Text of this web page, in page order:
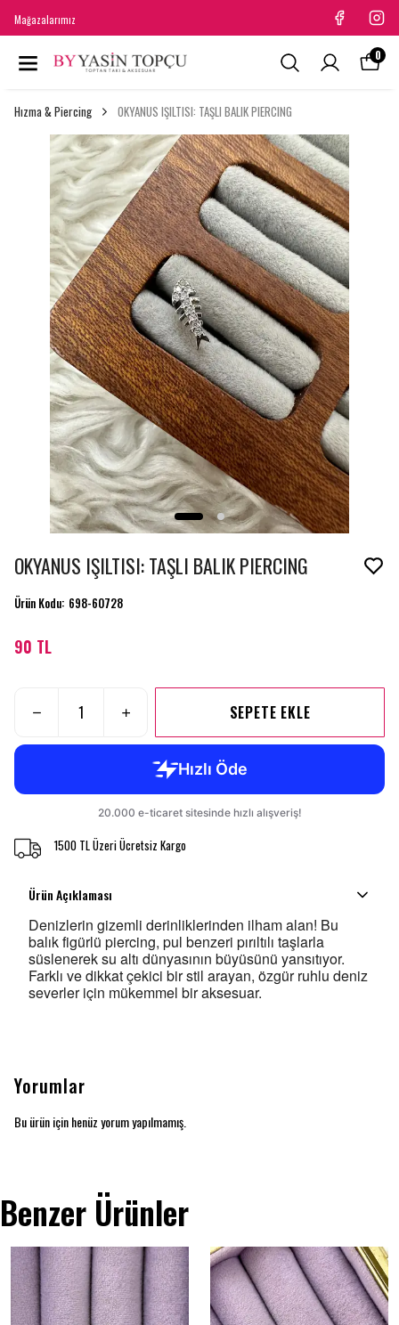
Mağazalarımız
0
Hızma & Piercing OKYANUS IŞILTISI: TAŞLI BALIK PIERCING
OKYANUS IŞILTISI: TAŞLI BALIK PIERCING
Ürün Kodu: 698-60728
90 TL
SEPETE EKLE
1500 TL Üzeri Ücretsiz Kargo
Ürün Açıklaması
Denizlerin gizemli derinliklerinden ilham alan! Bu
balık figürlü piercing, pul benzeri pırıltılı taşlarla
süslenerek su altı dünyasının büyüsünü yansıtıyor.
Farklı ve dikkat çekici bir stil arayan, özgür ruhlu deniz
severler için mükemmel bir aksesuar.
Yorumlar
Bu ürün için henüz yorum yapılmamış.
Benzer Ürünler